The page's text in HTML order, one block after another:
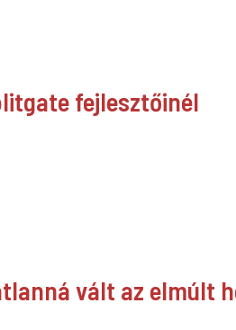
fejlesztőinél
vált az elmúlt